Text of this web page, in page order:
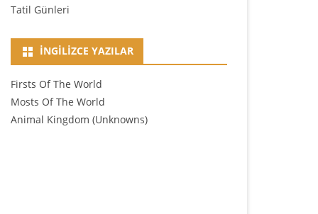
Tatil Günleri
İNGILIZCE YAZILAR
Firsts Of The World
Mosts Of The World
Animal Kingdom (Unknowns)